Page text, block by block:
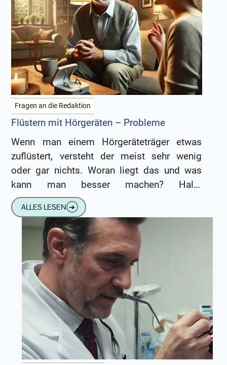
Fragen an die Redaktion
Flüstern mit Hörgeräten – Probleme
Wenn man einem Hörgeräteträger etwas
zuflüstert, versteht der meist sehr wenig
oder gar nichts. Woran liegt das und was
kann man besser machen? Hallo
zusammen, ich trage seit sechs Monaten
ALLES LESEN ➔